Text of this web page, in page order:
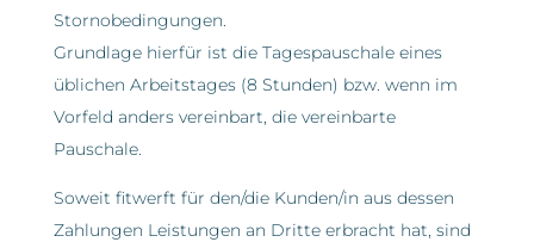
Stornobedingungen.
Grundlage hierfür ist die Tagespauschale eines
üblichen Arbeitstages (8 Stunden) bzw. wenn im
Vorfeld anders vereinbart, die vereinbarte
Pauschale.
Soweit fitwerft für den/die Kunden/in aus dessen
Zahlungen Leistungen an Dritte erbracht hat, sind